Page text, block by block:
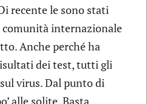
recente le sono stati
internazionale
Anche perché ha
dei test, tutti gli
virus. Dal punto di
alle solite. Basta